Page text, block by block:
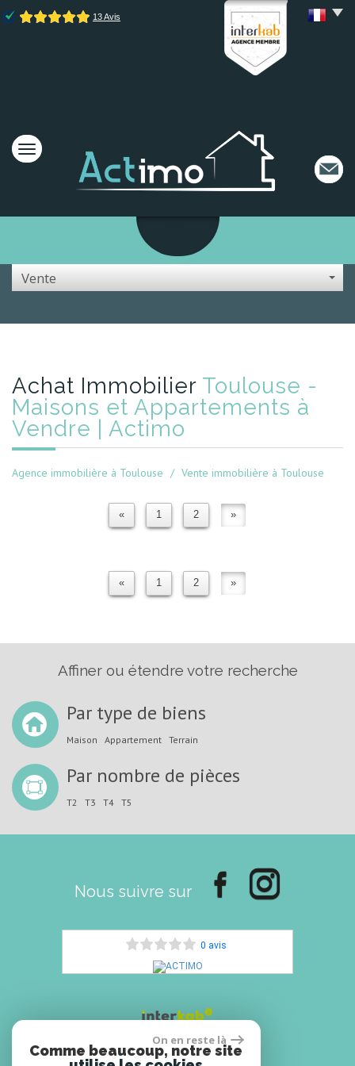
Vente
Achat Immobilier Toulouse -
Maisons et Appartements à
Vendre | Actimo
Agence immobilière à Toulouse Vente immobilière à Toulouse
« 1 2 »
« 1 2 »
Affiner ou étendre votre recherche
Par type de biens
Maison Appartement Terrain
Par nombre de pièces
T2 T3 T4 T5
Nous suivre sur
0 avis
On en reste là
Comme beaucoup, notre site